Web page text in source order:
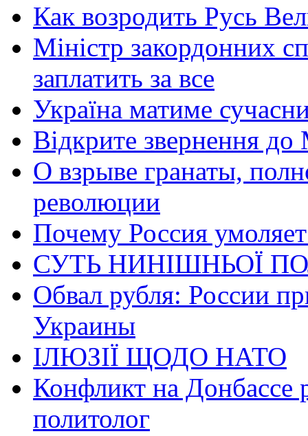
Как возродить Русь
Міністр закордонних
заплатить за все
Україна матиме
Відкрите звернення
О взрыве гранаты,
революции
Почему Россия
СУТЬ НИНІШНЬОЇ
Обвал рубля: России
Украины
ІЛЮЗІЇ ЩОДО НАТО
Конфликт на Донбассе
политолог